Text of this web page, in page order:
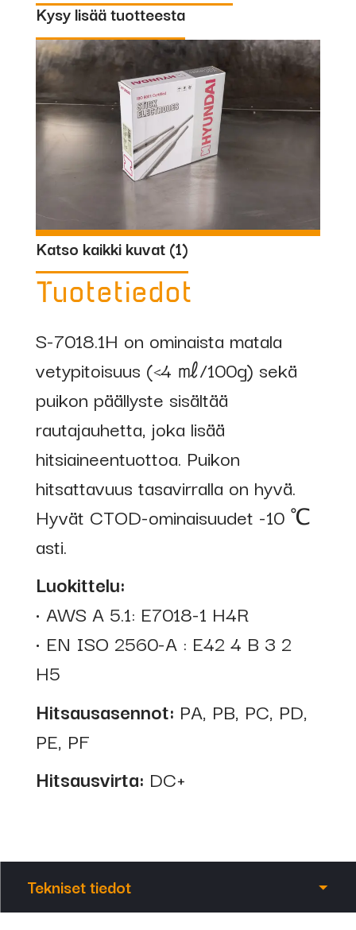
Tuotetiedot
S-7018.1H on ominaista matala
vetypitoisuus (<4 ㎖/100g) sekä
puikon päällyste sisältää
rautajauhetta, joka lisää
hitsiaineentuottoa. Puikon
hitsattavuus tasavirralla on hyvä.
Hyvät CTOD-ominaisuudet -10 ℃
asti.
Luokittelu:
• AWS A 5.1: E7018-1 H4R
• EN ISO 2560-A : E42 4 B 3 2
H5
Hitsausasennot: PA, PB, PC, PD,
PE, PF
Hitsausvirta: DC+
Kysy lisää tuotteesta
Katso kaikki kuvat (1)
Tekniset tiedot